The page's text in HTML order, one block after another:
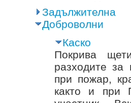
Задължителна
Доброволни
Каско
Покрива
разходите за
при пожар,
както и при